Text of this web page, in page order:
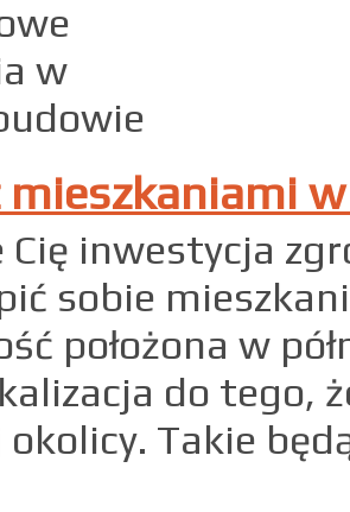
mieszkaniami
inwestycja
sobie
położona w
do tego,
Takie